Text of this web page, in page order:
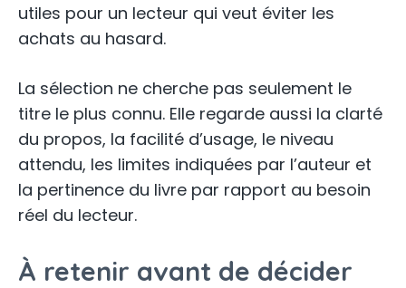
utiles pour un lecteur qui veut éviter les
achats au hasard.
La sélection ne cherche pas seulement le
titre le plus connu. Elle regarde aussi la clarté
du propos, la facilité d’usage, le niveau
attendu, les limites indiquées par l’auteur et
la pertinence du livre par rapport au besoin
réel du lecteur.
À retenir avant de décider